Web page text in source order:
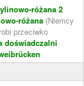
różana 2
różana (Niemcy
przeciwko
doświadczalni